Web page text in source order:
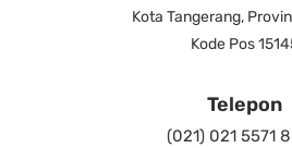
Kota Tangerang,
Kode Pos
Telepon
(021) 021 5571